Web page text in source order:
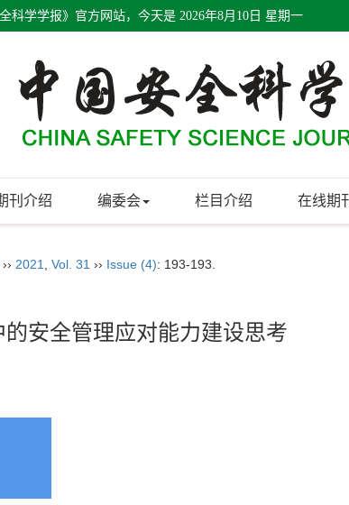
科学学报》官方网站，今天是 2026年8月10日 星期一
刊介绍 编委会 栏目介绍 在线期
›› 2021 Vol. 31 ›› Issue (4): 193-193.
的安全管理应对能力建设思考